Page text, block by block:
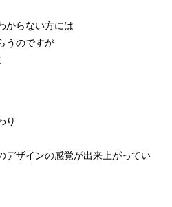
からない方には
うのですが
り
デザインの感覚が出来上がってい